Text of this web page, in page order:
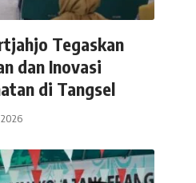
Tegaskan
dan Inovasi
di Tangsel